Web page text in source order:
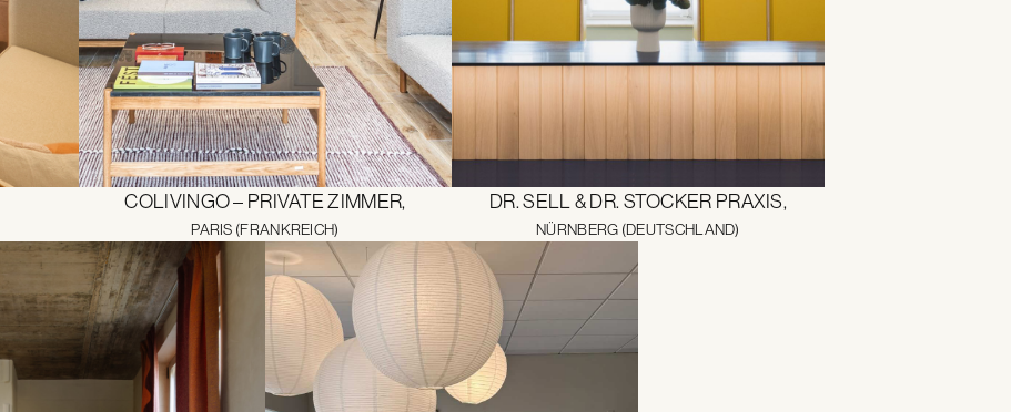
COLIVINGO – PRIVATE ZIMMER,
PARIS (FRANKREICH)
DR. SELL & DR. STOCKER PRAXIS,
NÜRNBERG (DEUTSCHLAND)